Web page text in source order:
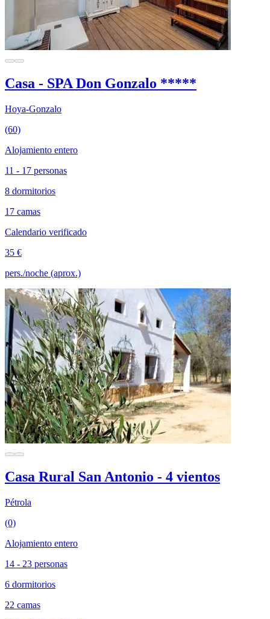
Casa - SPA Don Gonzalo *****
Hoya-Gonzalo
(60)
Alojamiento entero
11 - 17 personas
8 dormitorios
17 camas
Calendario verificado
35 €
pers./noche (aprox.)
Casa Rural San Antonio - 4 vientos
Pétrola
(0)
Alojamiento entero
14 - 23 personas
6 dormitorios
22 camas